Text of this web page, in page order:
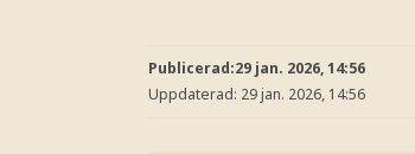
Publicerad:29 jan. 2026, 14:56
Uppdaterad: 29 jan. 2026, 14:56